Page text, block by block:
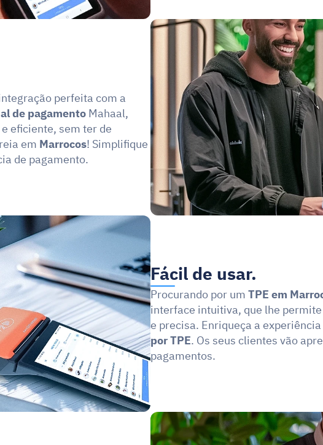
de pagamento Mahaal,
eficiente, sem ter de
em Marrocos! Simplifique
de pagamento.
Fácil de usar.
Procurando por um TPE em
interface intuitiva, que lhe
e precisa. Enriqueça a
por TPE. Os seus clientes vão
pagamentos.